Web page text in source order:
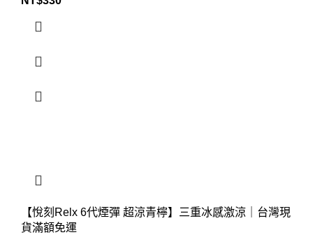
【悅刻Relx 6代煙彈 超涼青檸】三重冰感激涼｜台灣現
貨滿額免運